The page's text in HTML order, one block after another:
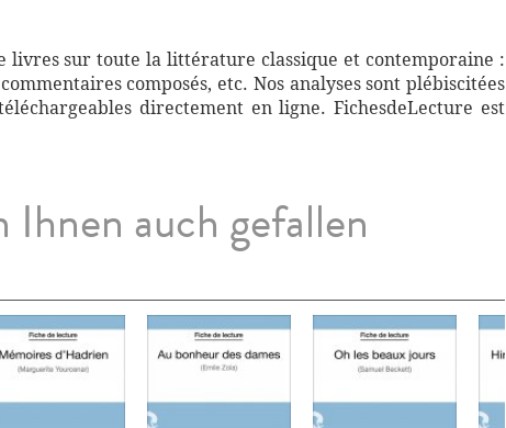
livres sur toute la littérature classique et contemporaine :
composés, etc. Nos analyses sont plébiscitées
directement en ligne. FichesdeLecture est
Ihnen auch gefallen